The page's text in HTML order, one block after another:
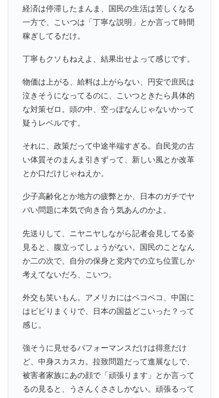
経済は停滞したまんま、国民の生活は苦しくなる
一方で、こいつは「丁寧な説明」とか言って時間
稼ぎしてるだけ。
丁寧もクソもねえよ、結果出せよって感じです。
物価は上がる、給料は上がらない、円安で庶民は
泣きそうになってるのに、こいつときたら具体的
な対策ゼロ。頭の中、空っぽなんじゃないかって
疑うレベルです。
それに、政策だって中途半端すぎる。自民党の古
い体質そのまんま引きずって、新しい風とか改革
とか口だけじゃねえか。
少子高齢化とか地方の疲弊とか、日本のガチでヤ
バい問題に本気で向き合う気あんのかよ。
先送りして、ニヤニヤしながら記者会見してる姿
見ると、腹立ってしょうがない。国民のことなん
か二の次で、自分の保身と党内での立ち位置しか
考えてないだろ、こいつ。
外交も笑いもん。アメリカにはペコペコ、中国に
はビビりまくりで、日本の国益どこいった？って
感じ。
強そうに見せるパフォーマンスだけは得意だけ
ど、中身スカスカ。拉致問題だって進展なしで、
被害者家族にあの顔で「頑張ります」とか言って
るの見ると、うさんくささしかない。頑張るって